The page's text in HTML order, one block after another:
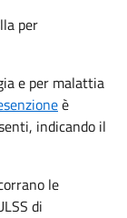
per
e per malattia
è
indicando il
le
di